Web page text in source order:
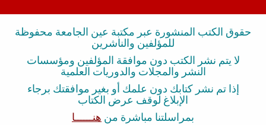
حقوق الكتب المنشورة عبر مكتبة عين الجامعة محفوظة
للمؤلفين والناشرين
لا يتم نشر الكتب دون موافقة المؤلفين ومؤسسات
النشر والمجلات والدوريات العلمية
إذا تم نشر كتابك دون علمك أو بغير موافقتك برجاء
الإبلاغ لوقف عرض الكتاب
بمراسلتنا مباشرة من هنــــــا